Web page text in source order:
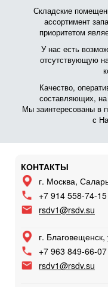
Складские
ассортимент
приоритетом
У нас есть
отсутствующую
Качество,
составляющих,
Мы заинтересованы в
с
КОНТАКТЫ
г. Москва,
+7 914 558-74-15
rsdv1@rsdv.su
г.
+7 963 849-66-07
rsdv1@rsdv.su